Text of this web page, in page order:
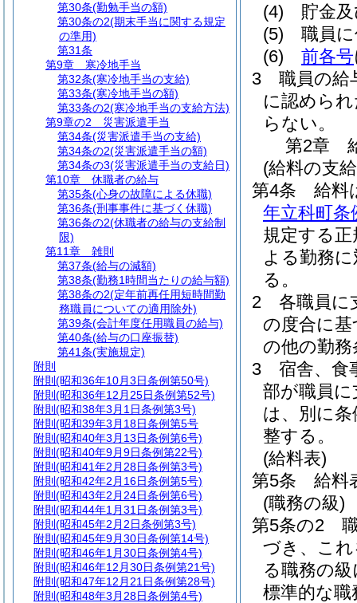
(4)
貯金
(5)
職員
(6)
前各号
3
職員の給
に認めら
らない。
第2章
(給料の支
第4条
給料
年立科町条
規定する
よる勤務
る。
2
各職員に
の度合に
の他の勤
3
宿舎、食
部が職員
は、別に
整する。
(給料表)
第5条
給料
(職務の級)
第5条の2
づき、こ
る職務の
標準的な
第30条(勤勉手当の額)
第30条の2(期末手当に関する規定
の準用)
第31条
第9章
寒冷地手当
第32条(寒冷地手当の支給)
第33条(寒冷地手当の額)
第33条の2(寒冷地手当の支給方法)
第9章の2
災害派遣手当
第34条(災害派遣手当の支給)
第34条の2(災害派遣手当の額)
第34条の3(災害派遣手当の支給日)
第10章
休職者の給与
第35条(心身の故障による休職)
第36条(刑事事件に基づく休職)
第36条の2(休職者の給与の支給制
限)
第11章
雑則
第37条(給与の減額)
第38条(勤務1時間当たりの給与額)
第38条の2(定年前再任用短時間勤
務職員についての適用除外)
第39条(会計年度任用職員の給与)
第40条(給与の口座振替)
第41条(実施規定)
附則
附則 (昭和36年10月3日条例第50号)
附則 (昭和36年12月25日条例第52号)
附則 (昭和38年3月1日条例第3号)
附則 (昭和39年3月18日条例第5号
附則 (昭和40年3月13日条例第6号)
附則 (昭和40年9月9日条例第22号)
附則 (昭和41年2月28日条例第3号)
附則 (昭和42年2月16日条例第5号)
附則 (昭和43年2月24日条例第6号)
附則 (昭和44年1月31日条例第3号)
附則 (昭和45年2月2日条例第3号)
附則 (昭和45年9月30日条例第14号)
附則 (昭和46年1月30日条例第4号)
附則 (昭和46年12月30日条例第21号)
附則 (昭和47年12月21日条例第28号)
附則 (昭和48年3月28日条例第4号)